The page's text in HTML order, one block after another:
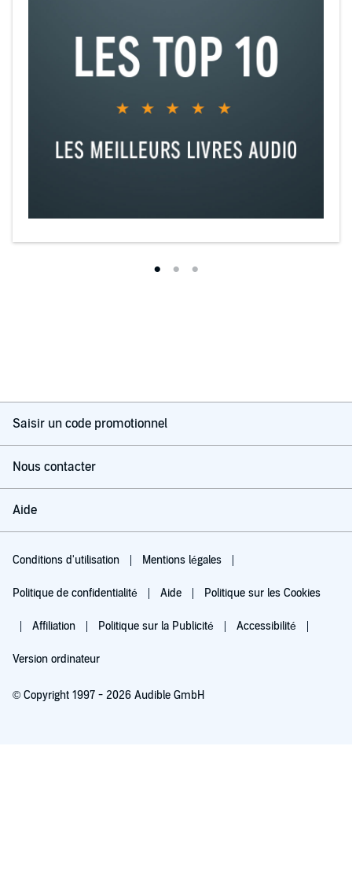
Saisir un code promotionnel
Nous contacter
Aide
Conditions d'utilisation Mentions légales
Politique de confidentialité Aide Politique sur les Cookies
Affiliation Politique sur la Publicité Accessibilité
Version ordinateur
© Copyright 1997 - 2026 Audible GmbH